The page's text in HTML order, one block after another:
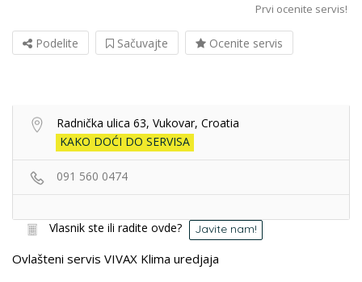
Prvi ocenite servis!
Podelite Sačuvajte Ocenite servis
Radnička ulica 63, Vukovar, Croatia
KAKO DOĆI DO SERVISA
091 560 0474
Vlasnik ste ili radite ovde? Javite nam!
Ovlašteni servis VIVAX Klima uredjaja